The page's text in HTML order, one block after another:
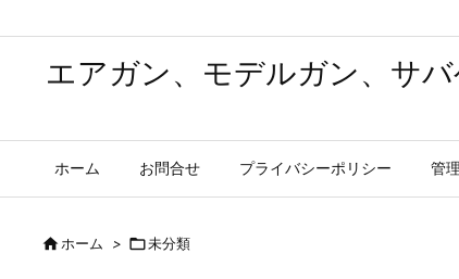
エアガン、モデルガン、サ
ホーム お問合せ プライバシーポリシー 管
ホーム > 未分類